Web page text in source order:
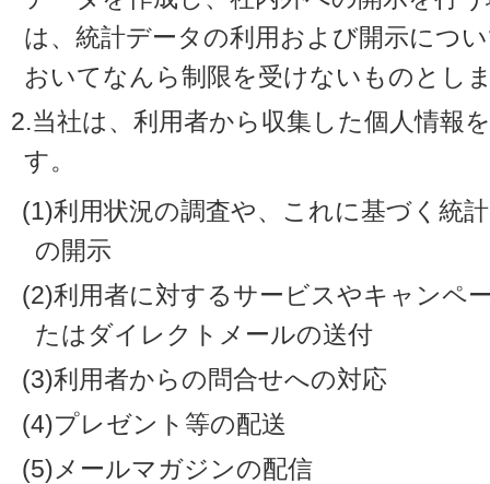
は、統計データの利用および開示につ
おいてなんら制限を受けないものとし
2.当社は、利用者から収集した個人情報
す。
(1)利用状況の調査や、これに基づく統
の開示
(2)利用者に対するサービスやキャンペ
たはダイレクトメールの送付
(3)利用者からの問合せへの対応
(4)プレゼント等の配送
(5)メールマガジンの配信